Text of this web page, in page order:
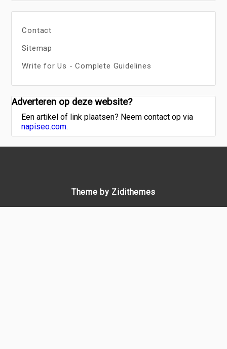
Contact
Sitemap
Write for Us - Complete Guidelines
Adverteren op deze website?
Een artikel of link plaatsen? Neem contact op via
napiseo.com.
Theme by Zidithemes